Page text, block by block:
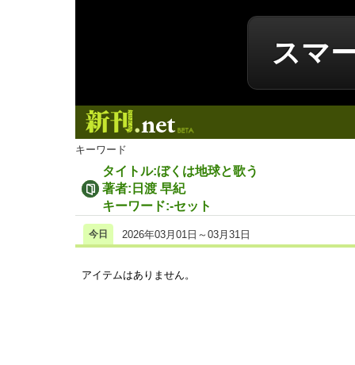
スマ
キーワード
タイトル:ぼくは地球と歌う
著者:日渡 早紀
キーワード:-セット
今日 2026年03月01日～03月31日
アイテムはありません。